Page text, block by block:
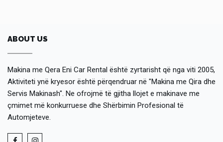
ABOUT US
Makina me Qera Eni Car Rental është zyrtarisht që nga viti 2005,
Aktiviteti ynë kryesor është përqendruar në "Makina me Qira dhe
Servis Makinash". Ne ofrojmë të gjitha llojet e makinave me
çmimet më konkurruese dhe Shërbimin Profesional të
Automjeteve.